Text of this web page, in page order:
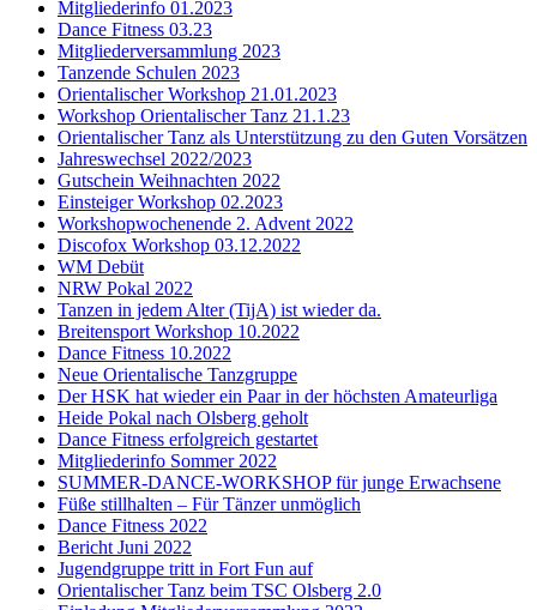
Mitgliederinfo 01.2023
Dance Fitness 03.23
Mitgliederversammlung 2023
Tanzende Schulen 2023
Orientalischer Workshop 21.01.2023
Workshop Orientalischer Tanz 21.1.23
Orientalischer Tanz als Unterstützung zu den Guten Vorsätzen
Jahreswechsel 2022/2023
Gutschein Weihnachten 2022
Einsteiger Workshop 02.2023
Workshopwochenende 2. Advent 2022
Discofox Workshop 03.12.2022
WM Debüt
NRW Pokal 2022
Tanzen in jedem Alter (TijA) ist wieder da.
Breitensport Workshop 10.2022
Dance Fitness 10.2022
Neue Orientalische Tanzgruppe
Der HSK hat wieder ein Paar in der höchsten Amateurliga
Heide Pokal nach Olsberg geholt
Dance Fitness erfolgreich gestartet
Mitgliederinfo Sommer 2022
SUMMER-DANCE-WORKSHOP für junge Erwachsene
Füße stillhalten – Für Tänzer unmöglich
Dance Fitness 2022
Bericht Juni 2022
Jugendgruppe tritt in Fort Fun auf
Orientalischer Tanz beim TSC Olsberg 2.0